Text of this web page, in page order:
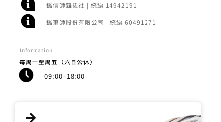
鑑價師雜誌社 | 統編 14942191
鑑車師股份有限公司 | 統編 60491271
Information
每周一至周五（六日公休）
09:00–18:00